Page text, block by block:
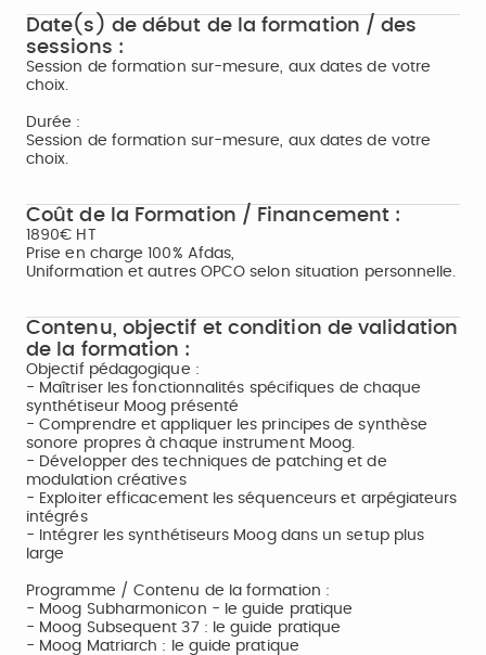
Date(s) de début de la formation / des
sessions :
Session de formation sur-mesure, aux dates de votre
choix.
Durée :
Session de formation sur-mesure, aux dates de votre
choix.
Coût de la Formation / Financement :
1890€ HT
Prise en charge 100% Afdas,
Uniformation et autres OPCO selon situation personnelle.
Contenu, objectif et condition de validation
de la formation :
Objectif pédagogique :
- Maîtriser les fonctionnalités spécifiques de chaque
synthétiseur Moog présenté
- Comprendre et appliquer les principes de synthèse
sonore propres à chaque instrument Moog.
- Développer des techniques de patching et de
modulation créatives
- Exploiter efficacement les séquenceurs et arpégiateurs
intégrés
- Intégrer les synthétiseurs Moog dans un setup plus
large
Programme / Contenu de la formation :
- Moog Subharmonicon - le guide pratique
- Moog Subsequent 37 : le guide pratique
- Moog Matriarch : le guide pratique